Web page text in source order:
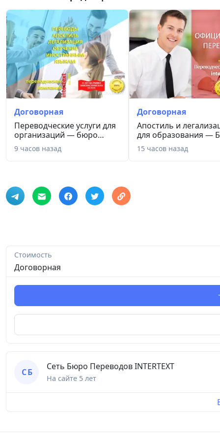
Договорная
Переводческие услуги для
организаций — бюро
перево...
9 часов назад
Договорная
Апостиль и
для образования —
пере...
15 часов назад
Стоимость
Договорная
С Б
Сеть Бюро Переводов INTERTEXT
На сайте 5 лет